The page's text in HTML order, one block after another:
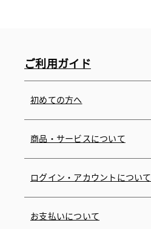
ご利用ガイド
初めての方へ
商品・サービスについて
ログイン・アカウントについて
お支払いについて